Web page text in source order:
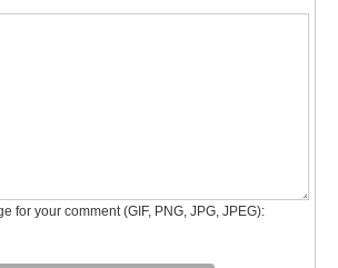
for your comment (GIF, PNG, JPG, JPEG):